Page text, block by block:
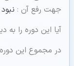
جهت رفع آن :
آیا این دوره را
در مجموع این